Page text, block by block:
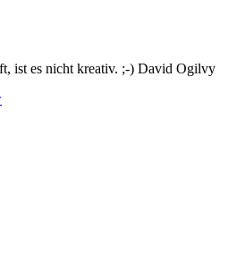
ist es nicht kreativ. ;-) David Ogilvy